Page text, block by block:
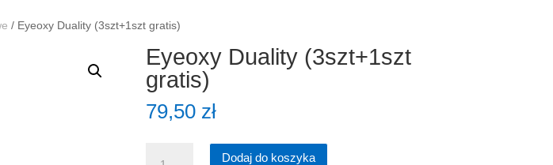
/ Eyeoxy Duality (3szt+1szt gratis)
Eyeoxy Duality (3szt+1szt
gratis)
79,50 zł
Dodaj do koszyka